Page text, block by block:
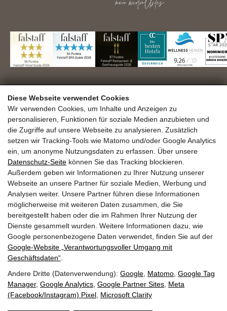
Diese Webseite verwendet Cookies
Wir verwenden Cookies, um Inhalte und Anzeigen zu
personalisieren, Funktionen für soziale Medien anzubieten und
die Zugriffe auf unsere Webseite zu analysieren. Zusätzlich
setzen wir Tracking-Tools wie Matomo und/oder Google Analytics
ein, um anonyme Nutzungsdaten zu erfassen. Über unsere
Datenschutz-Seite können Sie das Tracking blockieren.
Außerdem geben wir Informationen zu Ihrer Nutzung unserer
Webseite an unsere Partner für soziale Medien, Werbung und
Analysen weiter. Unsere Partner führen diese Informationen
möglicherweise mit weiteren Daten zusammen, die Sie
bereitgestellt haben oder die im Rahmen Ihrer Nutzung der
Dienste gesammelt wurden. Weitere Informationen dazu, wie
Google personenbezogene Daten verwendet, finden Sie auf der
Google‑Website „Verantwortungsvoller Umgang mit
Geschäftsdaten“
Andere Dritte (Datenverwendung): Google Matomo Google Tag
Manager, Google Analytics Google Partner Sites Meta
(Facebook/Instagram) Pixel Microsoft Clarity
Familie Seer
Haltestellenweg 23
A-5630 Bad Hofgastein
+43 6432 6444
info@dasgoldberg.at
Jobs Ausbildung Golden.Blog
Gutscheine
Gold.Shop
Bewertungen
Anreise
Guest.Mobility.Ticket
Newsletter
Impressum Datenschutz AGB